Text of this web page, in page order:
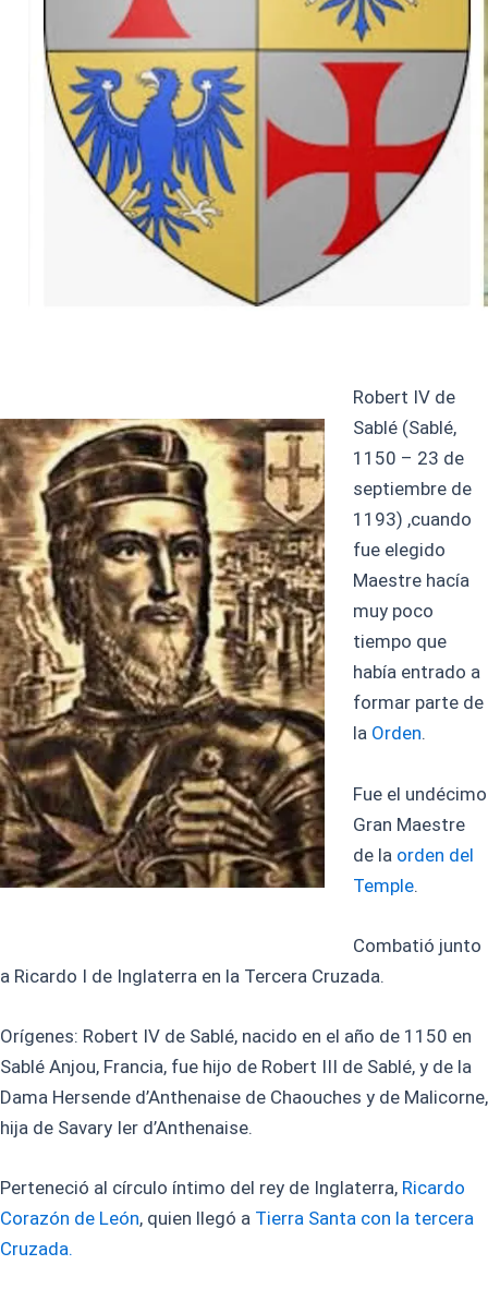
Robert IV de
Sablé (Sablé,
1150 – 23 de
septiembre de
1193) ,cuando
fue elegido
Maestre hacía
muy poco
tiempo que
había entrado a
formar parte de
la Orden.
Fue el undécimo
Gran Maestre
de la orden del
Temple.
Combatió junto
a Ricardo I de Inglaterra en la Tercera Cruzada.
Orígenes: Robert IV de Sablé, nacido en el año de 1150 en
Sablé Anjou, Francia, fue hijo de Robert III de Sablé, y de la
Dama Hersende d’Anthenaise de Chaouches y de Malicorne,
hija de Savary Ier d’Anthenaise.
Perteneció al círculo íntimo del rey de Inglaterra, Ricardo
Corazón de León, quien llegó a Tierra Santa con la tercera
Cruzada.